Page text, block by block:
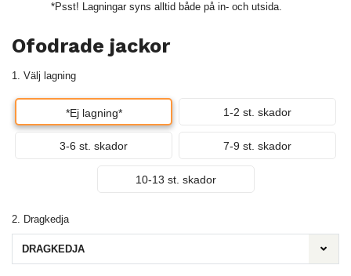
*Psst! Lagningar syns alltid både på in- och utsida.
Ofodrade jackor
1. Välj lagning
*Ej lagning* 1-2 st. skador
3-6 st. skador 7-9 st. skador
10-13 st. skador
2. Dragkedja
DRAGKEDJA